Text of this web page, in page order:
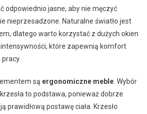
odpowiednio jasne, aby nie męczyć
nieprzesadzone. Naturalne światło jest
dlatego warto korzystać z dużych okien
które zapewnią komfort
są ergonomiczne meble. Wybór
to podstawa, ponieważ dobrze
prawidłową postawę ciała. Krzesło